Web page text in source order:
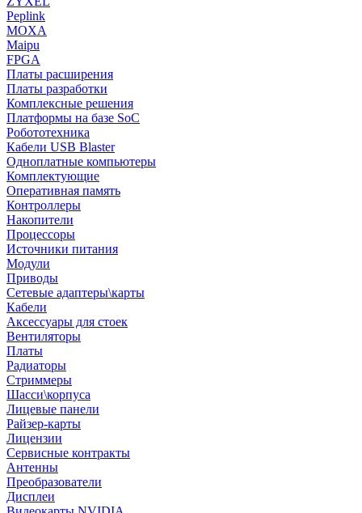
Peplink
MOXA
Maipu
FPGA
Платы расширения
Платы разработки
Комплексные решения
Платформы на базе SoC
Робототехника
Кабели USB Blaster
Одноплатные компьютеры
Комплектующие
Оперативная память
Контроллеры
Накопители
Процессоры
Источники питания
Модули
Приводы
Сетевые адаптеры\карты
Кабели
Аксессуары для стоек
Вентиляторы
Платы
Радиаторы
Стриммеры
Шасси\корпуса
Лицевые панели
Райзер-карты
Лицензии
Сервисные контракты
Антенны
Преобразователи
Дисплеи